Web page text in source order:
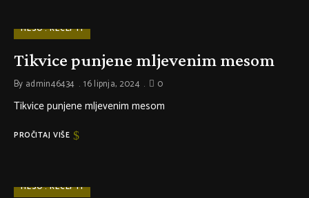
MESO RECEPTI
Tikvice punjene mljevenim mesom
By admin46434 16 lipnja, 2024 0
Tikvice punjene mljevenim mesom
PROČITAJ VIŠE
MESO RECEPTI